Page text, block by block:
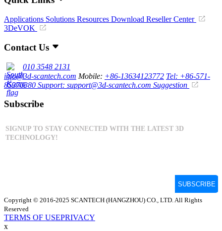
Applications Solutions Resources Download Reseller Center
3DeVOK
Contact Us
010 3548 2131
info@3d-scantech.com Mobile: +86-13634123772 Tel: +86-571-
85370380 Support: support@3d-scantech.com Suggestion
Subscribe
Copyright © 2016-2025 SCANTECH (HANGZHOU) CO., LTD. All Rights
Reserved
TERMS OF USEPRIVACY
x